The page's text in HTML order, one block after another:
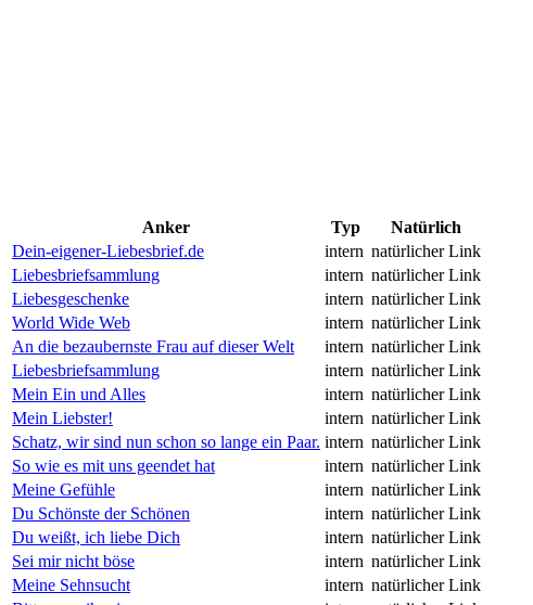
Anker Typ
Natürlich
Dein-eigener-Liebesbrief.de
intern natürlicher Link
Liebesbriefsammlung
intern natürlicher Link
Liebesgeschenke
intern natürlicher Link
World Wide Web
intern natürlicher Link
An die bezaubernste Frau auf dieser Welt
intern natürlicher Link
Liebesbriefsammlung
intern natürlicher Link
Mein Ein und Alles
intern natürlicher Link
Mein Liebster!
intern natürlicher Link
Schatz, wir sind nun schon so lange ein Paar. intern natürlicher Link
So wie es mit uns geendet hat
intern natürlicher Link
Meine Gefühle
intern natürlicher Link
Du Schönste der Schönen
intern natürlicher Link
Du weißt, ich liebe Dich
intern natürlicher Link
Sei mir nicht böse
intern natürlicher Link
Meine Sehnsucht
intern natürlicher Link